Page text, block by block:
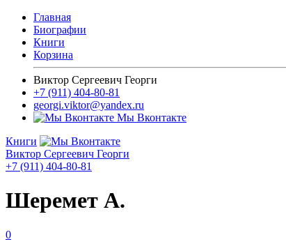
Главная
Биографии
Книги
Корзина
Виктор Сергеевич Георги
+7 (911) 404-80-81
georgi.viktor@yandex.ru
Мы Вконтакте
Книги
Виктор Сергеевич Георги
+7 (911) 404-80-81
Шеремет А.
0